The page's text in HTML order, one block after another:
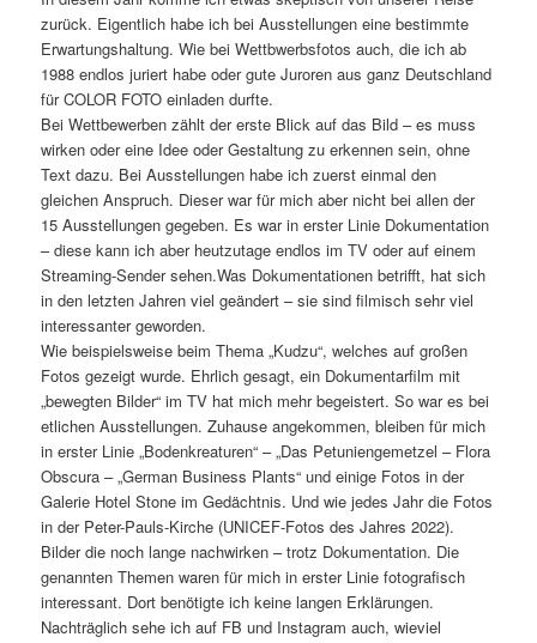
zurück. Eigentlich habe ich bei Ausstellungen eine bestimmte
Erwartungshaltung. Wie bei Wettbwerbsfotos auch, die ich ab
1988 endlos juriert habe oder gute Juroren aus ganz Deutschland
für COLOR FOTO einladen durfte.
Bei Wettbewerben zählt der erste Blick auf das Bild – es muss
wirken oder eine Idee oder Gestaltung zu erkennen sein, ohne
Text dazu. Bei Ausstellungen habe ich zuerst einmal den
gleichen Anspruch. Dieser war für mich aber nicht bei allen der
15 Ausstellungen gegeben. Es war in erster Linie Dokumentation
– diese kann ich aber heutzutage endlos im TV oder auf einem
Streaming-Sender sehen.Was Dokumentationen betrifft, hat sich
in den letzten Jahren viel geändert – sie sind filmisch sehr viel
interessanter geworden.
Wie beispielsweise beim Thema „Kudzu“, welches auf großen
Fotos gezeigt wurde. Ehrlich gesagt, ein Dokumentarfilm mit
„bewegten Bilder“ im TV hat mich mehr begeistert. So war es bei
etlichen Ausstellungen. Zuhause angekommen, bleiben für mich
in erster Linie „Bodenkreaturen“ – „Das Petuniengemetzel – Flora
Obscura – „German Business Plants“ und einige Fotos in der
Galerie Hotel Stone im Gedächtnis. Und wie jedes Jahr die Fotos
in der Peter-Pauls-Kirche (UNICEF-Fotos des Jahres 2022).
Bilder die noch lange nachwirken – trotz Dokumentation. Die
genannten Themen waren für mich in erster Linie fotografisch
interessant. Dort benötigte ich keine langen Erklärungen.
Nachträglich sehe ich auf FB und Instagram auch, wieviel